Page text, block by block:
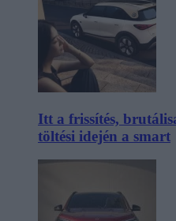
Itt a frissítés,
töltési idején a smart